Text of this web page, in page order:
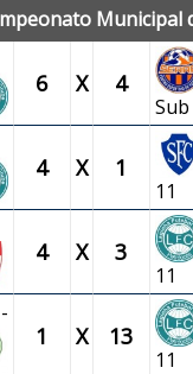
Municipal
6 X 4
Sub
4 X 1
11
4 X 3
11
1 X 13
11